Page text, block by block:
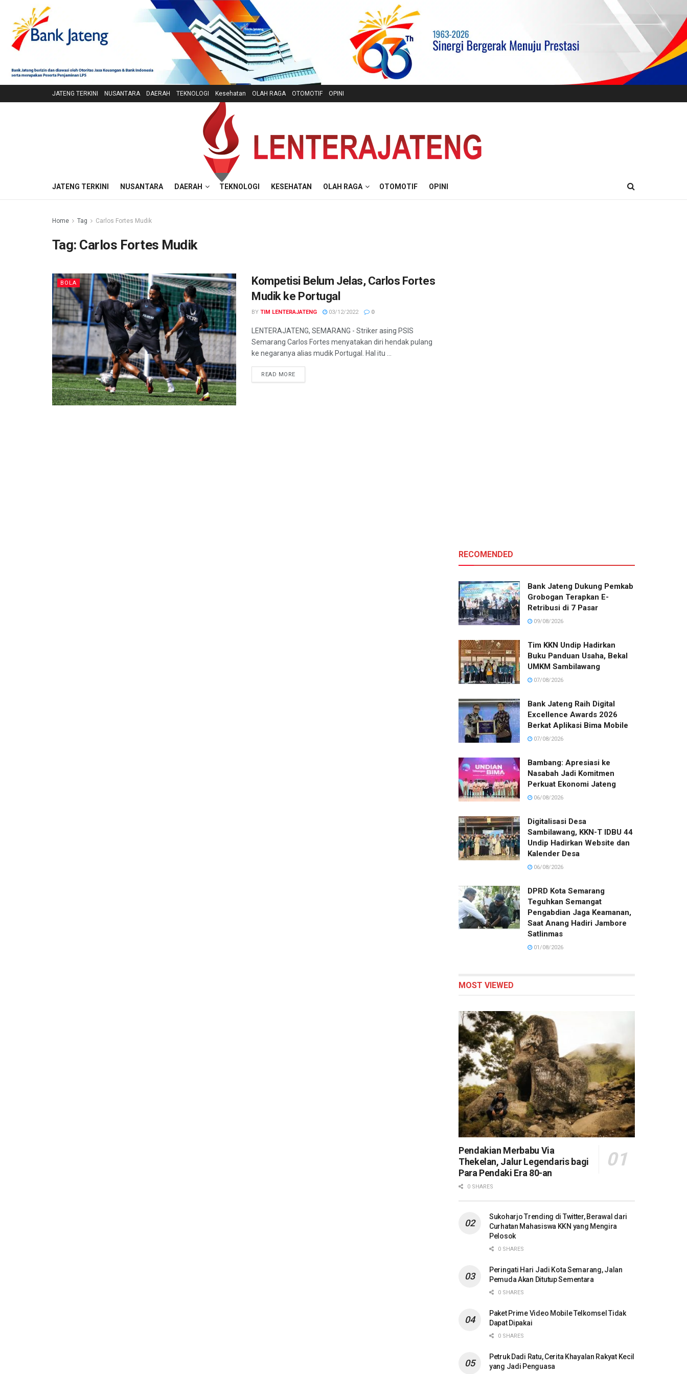
JATENG TERKINI NUSANTARA DAERAH TEKNOLOGI Kesehatan OLAH RAGA OTOMOTIF OPINI
JATENG TERKINI NUSANTARA DAERAH TEKNOLOGI KESEHATAN OLAH RAGA OTOMOTIF OPINI
Home Tag Carlos Fortes Mudik
Tag: Carlos Fortes Mudik
BOLA
Kompetisi Belum Jelas, Carlos Fortes
Mudik ke Portugal
BY TIM LENTERAJATENG 03/12/2022 0
LENTERAJATENG, SEMARANG - Striker asing PSIS
Semarang Carlos Fortes menyatakan diri hendak pulang
ke negaranya alias mudik Portugal. Hal itu ...
READ MOREDETAILS
RECOMENDED
Bank Jateng Dukung Pemkab
Grobogan Terapkan E-
Retribusi di 7 Pasar
09/08/2026
Tim KKN Undip Hadirkan
Buku Panduan Usaha, Bekal
UMKM Sambilawang
07/08/2026
Bank Jateng Raih Digital
Excellence Awards 2026
Berkat Aplikasi Bima Mobile
07/08/2026
Bambang: Apresiasi ke
Nasabah Jadi Komitmen
Perkuat Ekonomi Jateng
06/08/2026
Digitalisasi Desa
Sambilawang, KKN-T IDBU 44
Undip Hadirkan Website dan
Kalender Desa
06/08/2026
DPRD Kota Semarang
Teguhkan Semangat
Pengabdian Jaga Keamanan,
Saat Anang Hadiri Jambore
Satlinmas
01/08/2026
MOST VIEWED
Pendakian Merbabu Via
Thekelan, Jalur Legendaris bagi
Para Pendaki Era 80-an
0 SHARES
Sukoharjo Trending di Twitter, Berawal dari
Curhatan Mahasiswa KKN yang Mengira
Pelosok
0 SHARES
Peringati Hari Jadi Kota Semarang, Jalan
Pemuda Akan Ditutup Sementara
0 SHARES
Paket Prime Video Mobile Telkomsel Tidak
Dapat Dipakai
0 SHARES
Petruk Dadi Ratu, Cerita Khayalan Rakyat Kecil
yang Jadi Penguasa